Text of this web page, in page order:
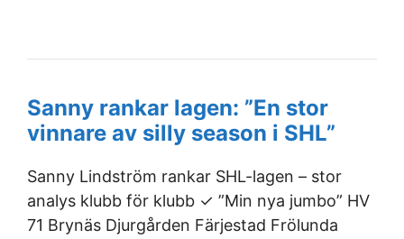
Sanny rankar lagen: ”En stor
vinnare av silly season i SHL”
Sanny Lindström rankar SHL-lagen – stor
analys klubb för klubb ✓ ”Min nya jumbo” HV
71 Brynäs Djurgården Färjestad Frölunda